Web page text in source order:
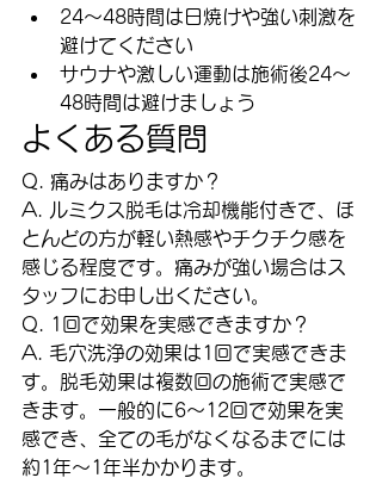
24～48時間は日焼けや強い刺激を
避けてください
サウナや激しい運動は施術後24～
48時間は避けましょう
よくある質問
Q. 痛みはありますか？
A. ルミクス脱毛は冷却機能付きで、ほ
とんどの方が軽い熱感やチクチク感を
感じる程度です。痛みが強い場合はス
タッフにお申し出ください。
Q. 1回で効果を実感できますか？
A. 毛穴洗浄の効果は1回で実感できま
す。脱毛効果は複数回の施術で実感で
きます。一般的に6～12回で効果を実
感でき、全ての毛がなくなるまでには
約1年～1年半かかります。